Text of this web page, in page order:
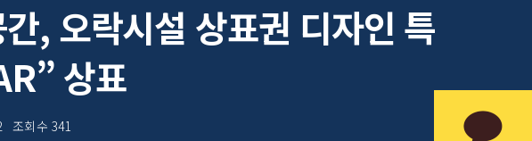
, 오락시설 상표권 디자인 특
상표
조회수 341